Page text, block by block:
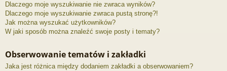
Dlaczego moje wyszukiwanie nie zwraca wyników?
Dlaczego moje wyszukiwanie zwraca pustą stronę?!
Jak można wyszukać użytkowników?
W jaki sposób można znaleźć swoje posty i tematy?
Obserwowanie tematów i zakładki
Jaka jest różnica między dodaniem zakładki a obserwowaniem?